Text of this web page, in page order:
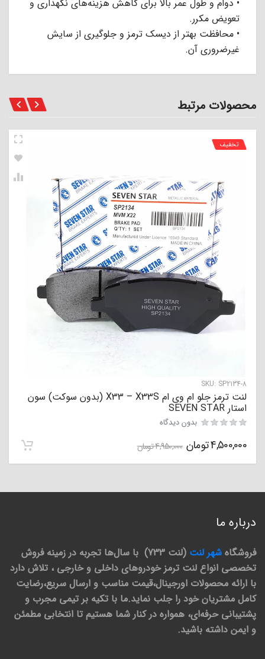
• دوام و طول عمر بالا برای کاهش هزینه‌های نگهداری و
تعویض مکرر.
• محافظت بهتر از دیسک ترمز و جلوگیری از سایش
غیرضروری آن.
محصولات مرتبط
SKU: SP2134-8
تخفیف
لنت ترمز جلو ام وی ام X33 – X33S (بدون سوکت) سون
استار SEVEN STAR
بدون دیدگاه
4,500,000تومان 4,950,000تومان
درباره ما
فروشگاه شهر لنت
(لنت 733) با سال‌ها تجربه در زمینه فروش
تخصصی انواع لنت ترمز خودروهای داخلی و خارجی ، تلاش دارد
با ارائه محصولات اورجینال،قیمت مناسب و ارسال سریع،رضایت
کامل مشتریان خود را جلب نماید.ما با تکیه بر تیمی مجرب و
پشتیبانی حرفه‌ای، همواره در کنار شما هستیم تا انتخابی مطمئن
و ایمن داشته باشید.